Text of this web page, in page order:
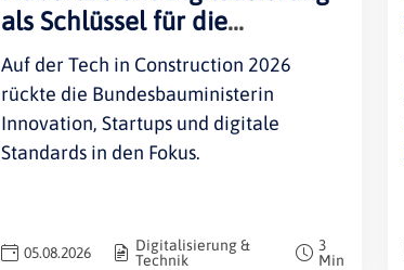
als Schlüssel für die
Bauwirtschaft
Auf der Tech in Construction 2026
rückte die Bundesbauministerin
Innovation, Startups und digitale
Standards in den Fokus.
05.08.2026
Digitalisierung &
Technik
3
Min